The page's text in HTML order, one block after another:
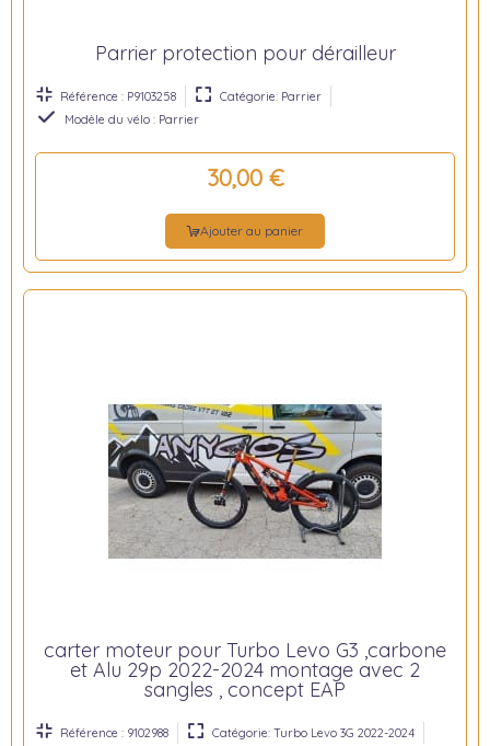
Parrier protection pour dérailleur
Référence : P9103258
Catégorie: Parrier
Modèle du vélo : Parrier
30,00 €
Ajouter au panier
carter moteur pour Turbo Levo G3 ,carbone
et Alu 29p 2022-2024 montage avec 2
sangles , concept EAP
Référence : 9102988
Catégorie: Turbo Levo 3G 2022-2024